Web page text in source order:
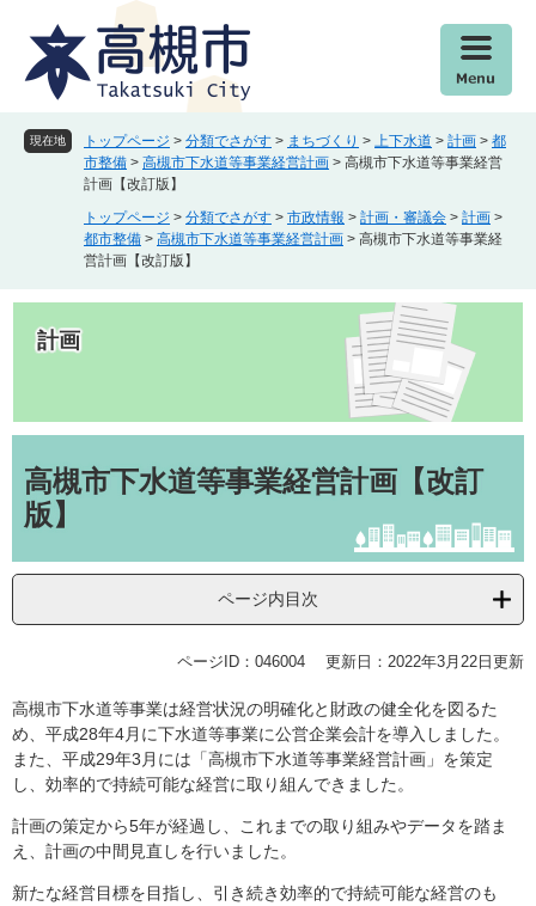
現在地 トップページ > 分類でさがす > まちづくり > 上下水道 > 計画 > 都
市整備 > 高槻市下水道等事業経営計画 > 高槻市下水道等事業経営
計画【改訂版】
トップページ > 分類でさがす > 市政情報 > 計画・審議会 > 計画 >
都市整備 > 高槻市下水道等事業経営計画 > 高槻市下水道等事業経
営計画【改訂版】
計画
文高槻市下水道等事業経営計画【改訂
版】
ページ内目次
ページID：046004 更新日：2022年3月22日更新
高槻市下水道等事業は経営状況の明確化と財政の健全化を図るた
め、平成28年4月に下水道等事業に公営企業会計を導入しました。
また、平成29年3月には「高槻市下水道等事業経営計画」を策定
し、効率的で持続可能な経営に取り組んできました。
計画の策定から5年が経過し、これまでの取り組みやデータを踏ま
え、計画の中間見直しを行いました。
新たな経営目標を目指し、引き続き効率的で持続可能な経営のも